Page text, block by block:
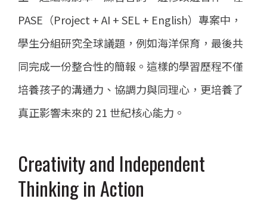
PASE（Project + AI + SEL + English）專案中，
學生分組研究全球議題，例如海洋保育，最後共
同完成一份整合性的簡報。這樣的學習歷程不僅
培養孩子的溝通力、協調力與同理心，更培養了
真正影響未來的 21 世紀核心能力。
Creativity and Independent
Thinking in Action